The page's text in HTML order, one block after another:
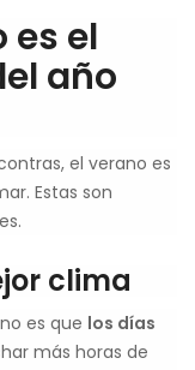
es el
año
el verano es
Estas son
clima
es que los días
más horas de